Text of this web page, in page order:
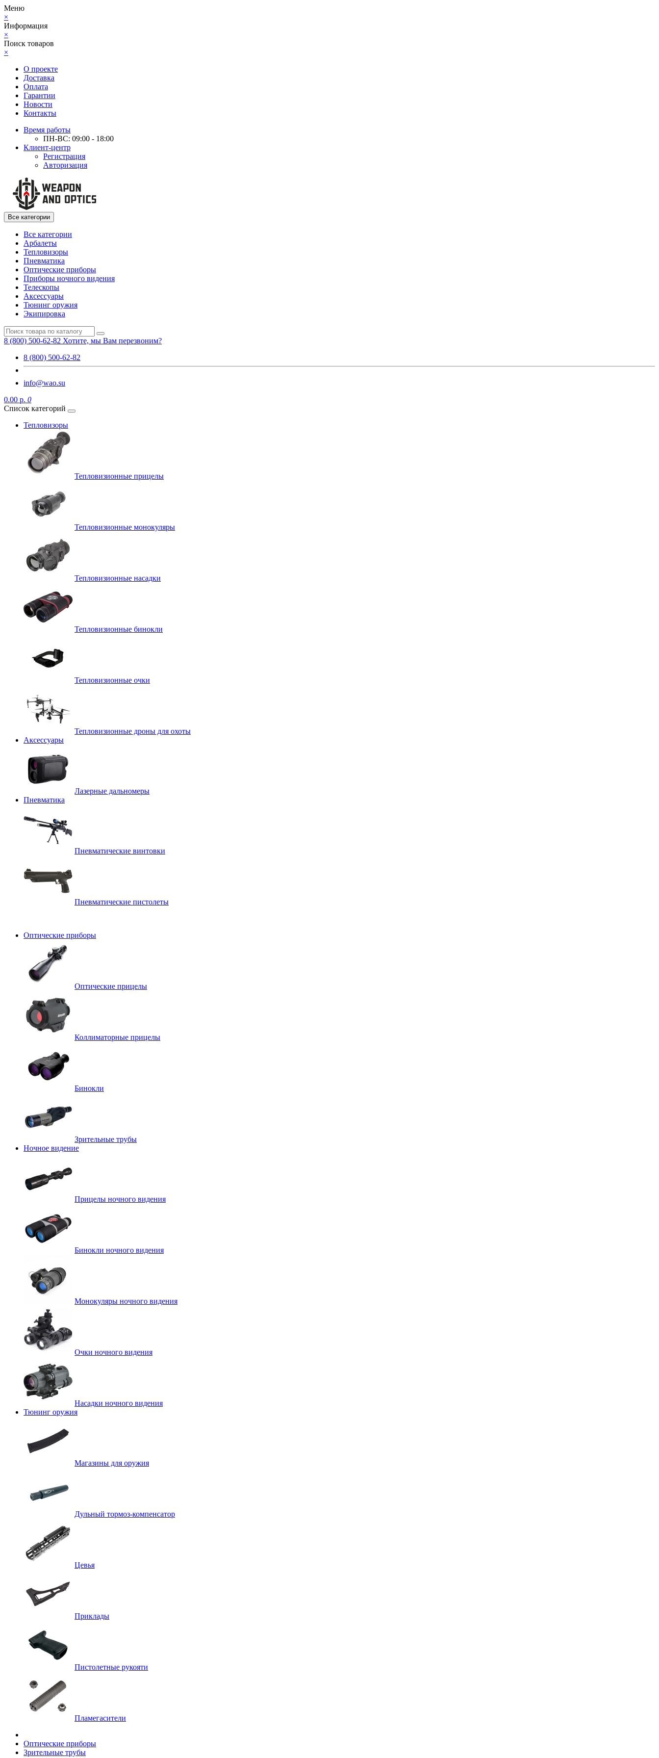
Меню
×
Информация
×
Поиск товаров
×
О проекте
Доставка
Оплата
Гарантии
Новости
Контакты
Время работы
ПН-ВС: 09:00 - 18:00
Клиент-центр
Регистрация
Авторизация
Все категории
Все категории
Арбалеты
Тепловизоры
Пневматика
Оптические приборы
Приборы ночного видения
Телескопы
Аксессуары
Тюнинг оружия
Экипировка
8 (800) 500-62-82 Хотите, мы Вам перезвоним?
8 (800) 500-62-82
info@wao.su
0.00 р. 0
Список категорий
Тепловизоры
Тепловизионные прицелы
Тепловизионные монокуляры
Тепловизионные насадки
Тепловизионные бинокли
Тепловизионные очки
Тепловизионные дроны для охоты
Аксессуары
Лазерные дальномеры
Пневматика
Пневматические винтовки
Пневматические пистолеты
Оптические приборы
Оптические прицелы
Коллиматорные прицелы
Бинокли
Зрительные трубы
Ночное видение
Прицелы ночного видения
Бинокли ночного видения
Монокуляры ночного видения
Очки ночного видения
Насадки ночного видения
Тюнинг оружия
Магазины для оружия
Дульный тормоз-компенсатор
Цевья
Приклады
Пистолетные рукояти
Пламегасители
Оптические приборы
Зрительные трубы